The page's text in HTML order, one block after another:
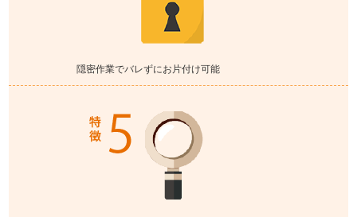
隠密作業でバレずにお片付け可能